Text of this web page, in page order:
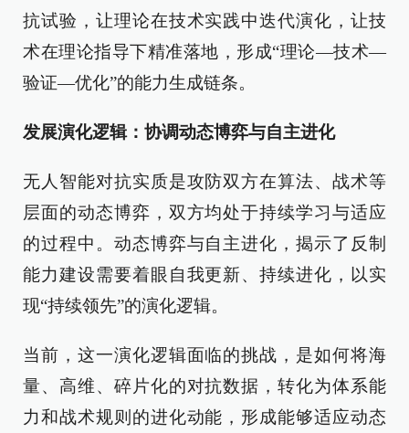
抗试验，让理论在技术实践中迭代演化，让技
术在理论指导下精准落地，形成“理论—技术—
验证—优化”的能力生成链条。
发展演化逻辑：协调动态博弈与自主进化
无人智能对抗实质是攻防双方在算法、战术等
层面的动态博弈，双方均处于持续学习与适应
的过程中。动态博弈与自主进化，揭示了反制
能力建设需要着眼自我更新、持续进化，以实
现“持续领先”的演化逻辑。
当前，这一演化逻辑面临的挑战，是如何将海
量、高维、碎片化的对抗数据，转化为体系能
力和战术规则的进化动能，形成能够适应动态